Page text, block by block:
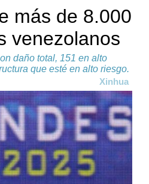
más de 8.000
venezolanos
daño total, 151 en alto
que esté en alto riesgo.
Xinhua